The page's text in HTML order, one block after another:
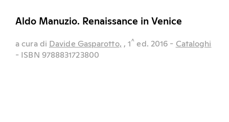
Aldo Manuzio. Renaissance in Venice
a cura di Davide Gasparotto, , 1^ ed. 2016 - Cataloghi
- ISBN 9788831723800